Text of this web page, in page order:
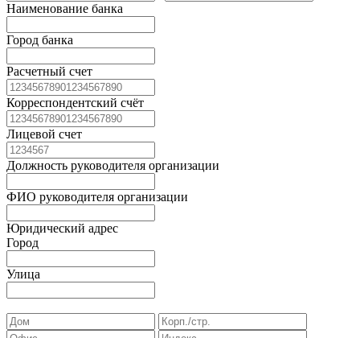
Наименование банка
Город банка
Расчетный счет
Корреспондентский счёт
Лицевой счет
Должность руководителя организации
ФИО руководителя организации
Юридический адрес
Город
Улица